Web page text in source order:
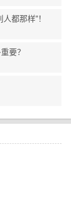
都那样”！
要？